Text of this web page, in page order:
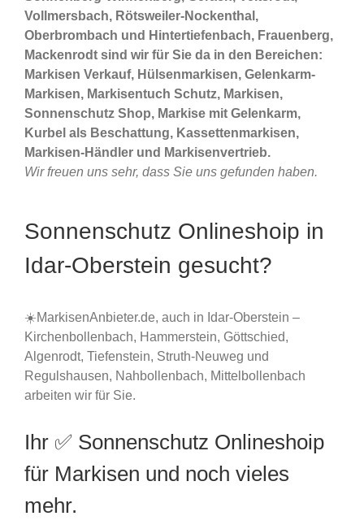
Vollmersbach, Rötsweiler-Nockenthal,
Oberbrombach und Hintertiefenbach, Frauenberg,
Mackenrodt sind wir für Sie da in den Bereichen:
Markisen Verkauf, Hülsenmarkisen, Gelenkarm-
Markisen, Markisentuch Schutz, Markisen,
Sonnenschutz Shop, Markise mit Gelenkarm,
Kurbel als Beschattung, Kassettenmarkisen,
Markisen-Händler und Markisenvertrieb.
Wir freuen uns sehr, dass Sie uns gefunden haben.
Sonnenschutz Onlineshoip in
Idar-Oberstein gesucht?
☀️MarkisenAnbieter.de, auch in Idar-Oberstein –
Kirchenbollenbach, Hammerstein, Göttschied,
Algenrodt, Tiefenstein, Struth-Neuweg und
Regulshausen, Nahbollenbach, Mittelbollenbach
arbeiten wir für Sie.
Ihr ✅ Sonnenschutz Onlineshoip
für Markisen und noch vieles
mehr.